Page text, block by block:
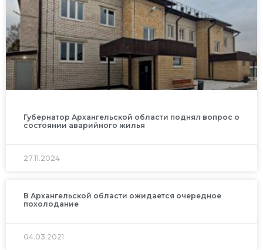
Губернатор Архангельской области поднял вопрос о
состоянии аварийного жилья
27.11.2024
В Архангельской области ожидается очередное
похолодание
04.03.2021